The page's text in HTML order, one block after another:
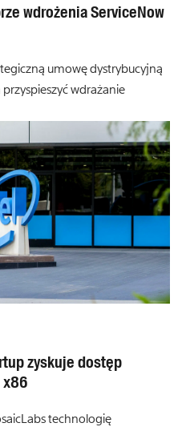
wdrożenia ServiceNow
umowę dystrybucyjną
wdrażanie
zyskuje dostęp
technologię